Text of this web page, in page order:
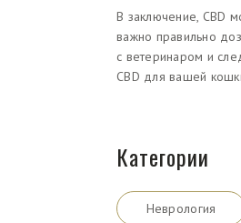
В заключение, CBD
важно правильно
с ветеринаром и
CBD для вашей
Категории
Неврология